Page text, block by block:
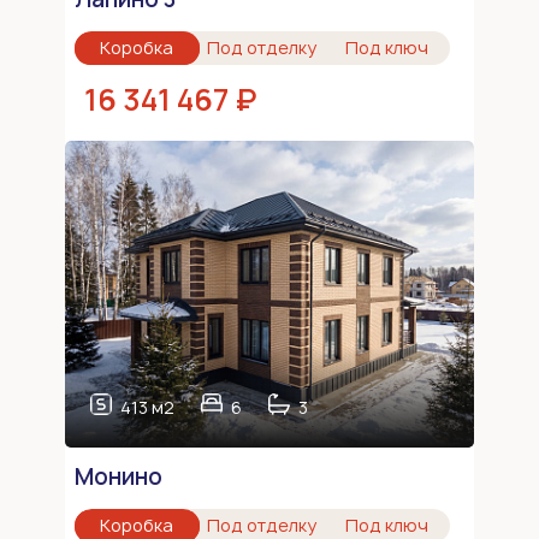
Коробка Под отделку Под ключ
16 341 467 ₽
413 м2 6 3
Монино
Коробка Под отделку Под ключ